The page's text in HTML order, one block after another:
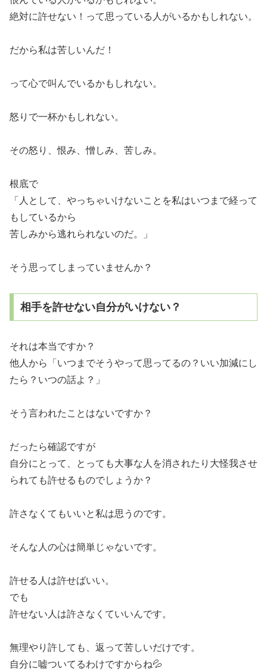
絶対に許せない！って思っている人がいるかもしれない。
だから私は苦しいんだ！
って心で叫んでいるかもしれない。
怒りで一杯かもしれない。
その怒り、恨み、憎しみ、苦しみ。
根底で
「人として、やっちゃいけないことを私はいつまで経って
もしているから
苦しみから逃れられないのだ。」
そう思ってしまっていませんか？
相手を許せない自分がいけない？
それは本当ですか？
他人から「いつまでそうやって思ってるの？いい加減にし
たら？いつの話よ？」
そう言われたことはないですか？
だったら確認ですが
自分にとって、とっても大事な人を消されたり大怪我させ
られても許せるものでしょうか？
許さなくてもいいと私は思うのです。
そんな人の心は簡単じゃないです。
許せる人は許せばいい。
でも
許せない人は許さなくていいんです。
無理やり許しても、返って苦しいだけです。
自分に嘘ついてるわけですからね💦